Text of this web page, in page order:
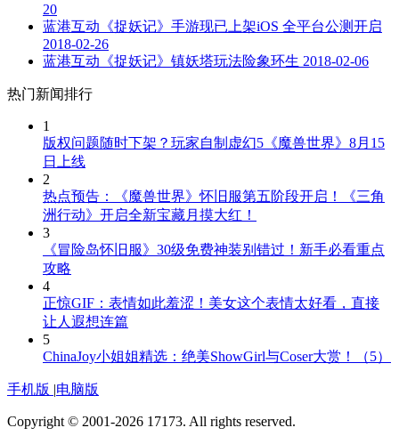
20
蓝港互动《捉妖记》手游现已上架iOS 全平台公测开启
2018-02-26
蓝港互动《捉妖记》镇妖塔玩法险象环生 2018-02-06
热门新闻排行
1
版权问题随时下架？玩家自制虚幻5《魔兽世界》8月15
日上线
2
热点预告：《魔兽世界》怀旧服第五阶段开启！《三角
洲行动》开启全新宝藏月摸大红！
3
《冒险岛怀旧服》30级免费神装别错过！新手必看重点
攻略
4
正惊GIF：表情如此羞涩！美女这个表情太好看，直接
让人遐想连篇
5
ChinaJoy小姐姐精选：绝美ShowGirl与Coser大赏！（5）
手机版 |电脑版
Copyright © 2001-2026 17173. All rights reserved.